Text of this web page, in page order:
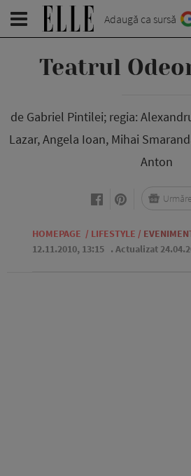
Adaugă ca sursă
Teatrul
de Gabriel Pintilei; regia:
Lazar, Angela Ioan, Mihai
Anton
HOMEPAGE / LIFESTYLE /
12.11.2010, 13:15 . Actualizat